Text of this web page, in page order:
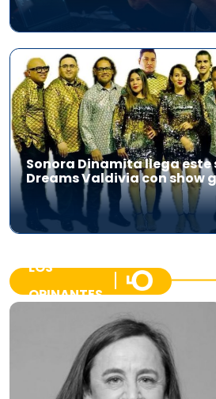
Sonora Dinamita llega este
Dreams Valdivia con show
LOS
OPINANTES